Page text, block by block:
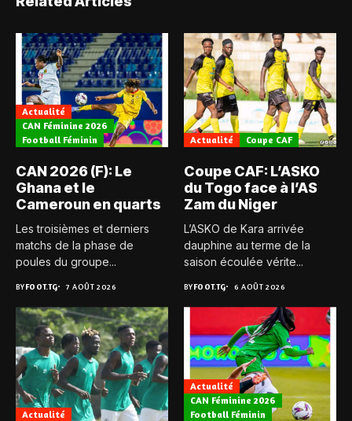
Actualité
CAN Féminine 2026
Football Féminin
CAN 2026 (F): Le
Ghana et le
Cameroun en quarts
Les troisièmes et derniers
matchs de la phase de
poules du groupe...
BYFOOT.TG 7 AOÛT 2026
Actualité Coupe CAF
Coupe CAF: L’ASKO
du Togo face à l’AS
Zam du Niger
L’ASKO de Kara arrivée
dauphine au terme de la
saison écoulée vérite...
BYFOOT.TG 6 AOÛT 2026
Actualité
Actualité
CAN Féminine 2026
Football Féminin